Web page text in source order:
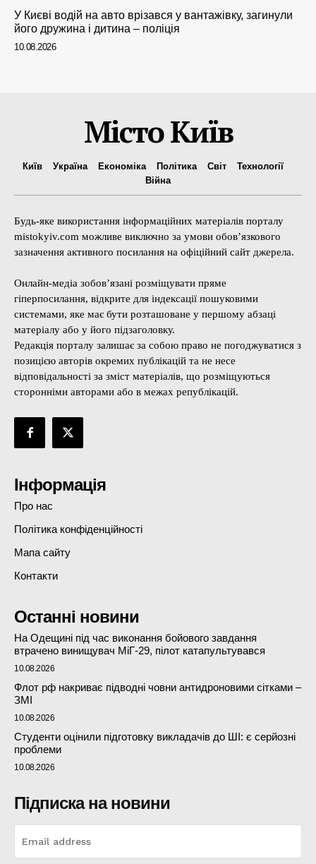
У Києві водій на авто врізався у вантажівку, загинули
його дружина і дитина – поліція
10.08.2026
Місто Київ
Київ Україна Економіка Політика Світ
Технології
Війна
Будь-яке використання інформаційних матеріалів порталу
mistokyiv.com можливе виключно за умови обов’язкового
зазначення активного посилання на офіційний сайт джерела.
Онлайн-медіа зобов’язані розміщувати пряме
гіперпосилання, відкрите для індексації пошуковими
системами, яке має бути розташоване у першому абзаці
матеріалу або у його підзаголовку.
Редакція порталу залишає за собою право не погоджуватися з
позицією авторів окремих публікацій та не несе
відповідальності за зміст матеріалів, що розміщуються
сторонніми авторами або в межах републікацій.
Інформація
Про нас
Політика конфіденційності
Мапа сайту
Контакти
Останні новини
На Одещині під час виконання бойового завдання
втрачено винищувач МіГ-29, пілот катапультувався
10.08.2026
Флот рф накриває підводні човни антидроновими сітками –
ЗМІ
10.08.2026
Студенти оцінили підготовку викладачів до ШІ: є серйозні
проблеми
10.08.2026
Підписка на новини